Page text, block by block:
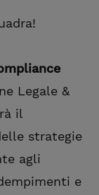
Legale &
il
strategie
agli
e